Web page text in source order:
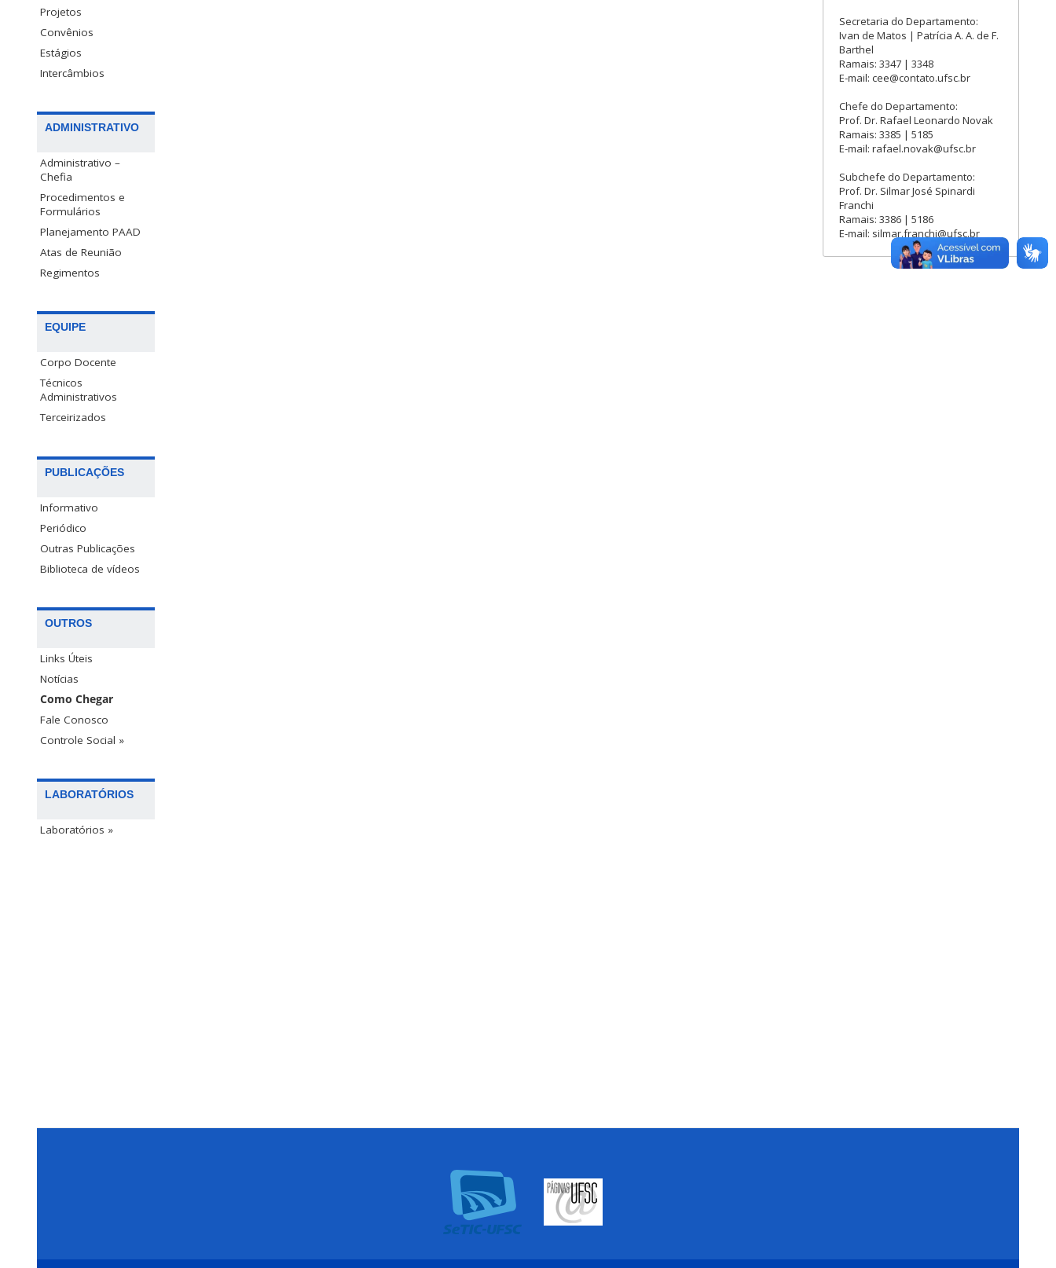
Projetos
Convênios
Estágios
Intercâmbios
ADMINISTRATIVO
Administrativo –
Chefia
Procedimentos e
Formulários
Planejamento PAAD
Atas de Reunião
Regimentos
EQUIPE
Corpo Docente
Técnicos
Administrativos
Terceirizados
PUBLICAÇÕES
Informativo
Periódico
Outras Publicações
Biblioteca de vídeos
OUTROS
Links Úteis
Notícias
Como Chegar
Fale Conosco
Controle Social »
LABORATÓRIOS
Laboratórios »
Secretaria do Departamento:
Ivan de Matos | Patrícia A. A. de F.
Barthel
Ramais: 3347 | 3348
E-mail: cee@contato.ufsc.br
Chefe do Departamento:
Prof. Dr. Rafael Leonardo Novak
Ramais: 3385 | 5185
E-mail: rafael.novak@ufsc.br
Subchefe do Departamento:
Prof. Dr. Silmar José Spinardi
Franchi
Ramais: 3386 | 5186
E-mail: silmar.franchi@ufsc.br